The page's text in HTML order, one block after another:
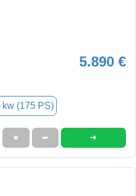
5.890 €
kw (175 PS)
★ ➦ ➜